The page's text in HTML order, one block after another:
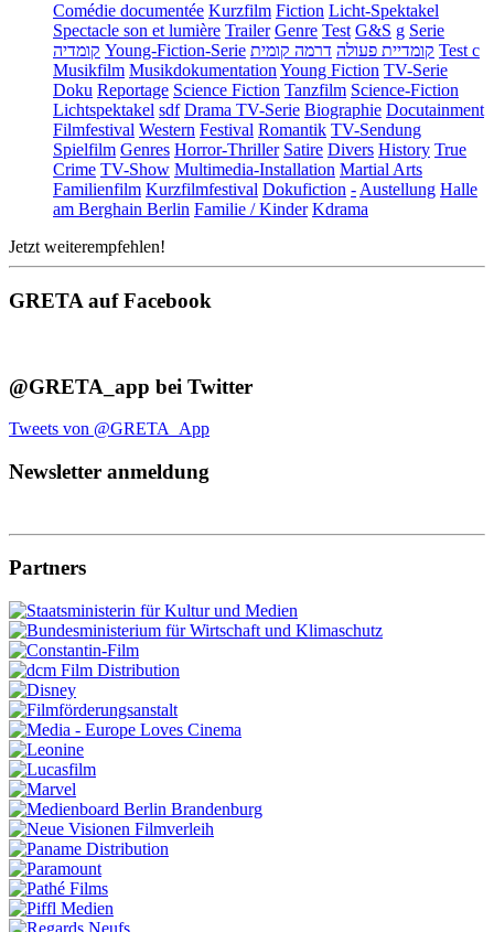
Comédie documentée Kurzfilm Fiction Licht-Spektakel
Spectacle son et lumière Trailer Genre Test G&S g Serie
קומדיה Young-Fiction-Serie קומדיית פעולה דרמה קומית
Test c
Musikfilm MusikdokumentationYoung Fiction TV-Serie
Doku Reportage Science Fiction Tanzfilm Science-Fiction
Lichtspektakel sdf Drama TV-Serie Biographie Docutainment
Filmfestival Western Festival Romantik TV-Sendung
Spielfilm Genres Horror-Thriller Satire Divers History True
Crime TV-Show Multimedia-Installation Martial Arts
Familienfilm Kurzfilmfestival Dokufiction -Austellung Halle
am Berghain Berlin Familie / Kinder Kdrama
Jetzt weiterempfehlen!
GRETA auf Facebook
@GRETA_app bei Twitter
Tweets von @GRETA_App
Newsletter anmeldung
Partners